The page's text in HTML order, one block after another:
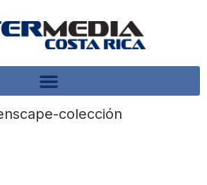
colección